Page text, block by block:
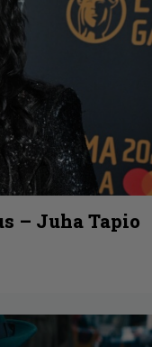
– Juha Tapio